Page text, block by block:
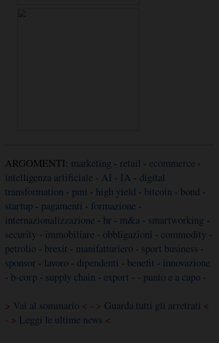
ARGOMENTI: marketing - retail - ecommerce -
intelligenza artificiale - AI - IA - digital
transformation - pmi - high yield - bitcoin - bond -
startup - pagamenti - formazione -
internazionalizzazione - hr - m&a - smartworking -
security - immobiliare - obbligazioni - commodity -
petrolio - brexit - manifatturiero - sport business -
sponsor - lavoro - dipendenti - benefit - innovazione
- b-corp - supply chain - export - - punto e a capo -
> Vai al sommario < - > Guarda tutti gli arretrati <
- > Leggi le ultime news <